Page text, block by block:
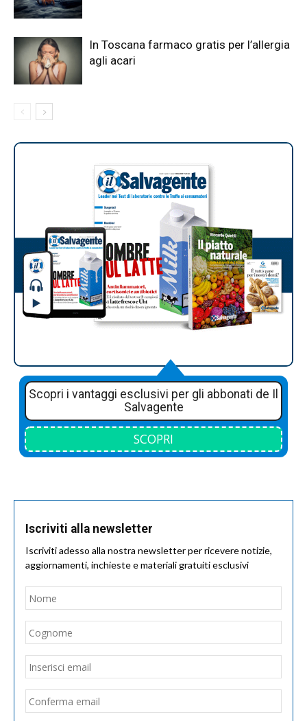
In Toscana farmaco gratis per l’allergia
agli acari
Scopri i vantaggi esclusivi per gli abbonati de Il
Salvagente
SCOPRI
Iscriviti alla newsletter
Iscriviti adesso alla nostra newsletter per ricevere notizie,
aggiornamenti, inchieste e materiali gratuiti esclusivi
Nome
Email